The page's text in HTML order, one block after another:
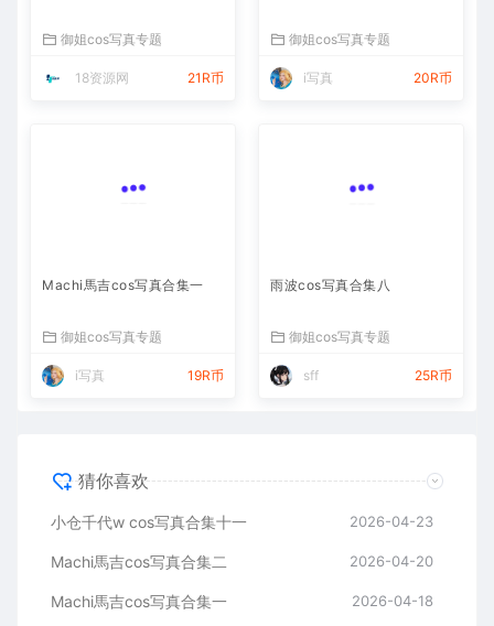
御姐cos写真专题
18资源网 21R币
御姐cos写真专题
i写真 20R币
Machi馬吉cos写真合集一
御姐cos写真专题
i写真 19R币
雨波cos写真合集八
御姐cos写真专题
sff 25R币
猜你喜欢
小仓千代w cos写真合集十一 2026-04-23
Machi馬吉cos写真合集二 2026-04-20
Machi馬吉cos写真合集一 2026-04-18